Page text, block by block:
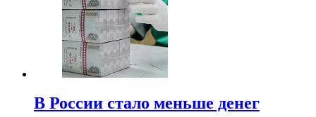
В России стало меньше денег